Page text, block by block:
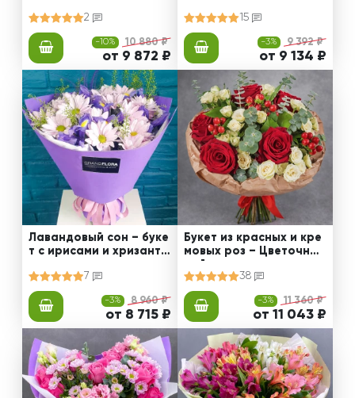
2
-10% 10 880 ₽
от 9 872 ₽
15
-3% 9 392 ₽
от 9 134 ₽
Лавандовый сон – буке
т с ирисами и хризанте
7
-3% 8 960 ₽
от 8 715 ₽
Букет из красных и кре
мовых роз – Цветочный
38
-3% 11 360 ₽
от 11 043 ₽